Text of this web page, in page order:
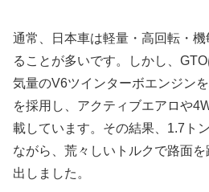
通常、日本車は軽量・高回転・
ることが多いです。しかし、
気量のV6ツインターボエンジン
を採用し、アクティブエアロや
載しています。その結果、1.7ト
ながら、荒々しいトルクで路面
出しました。